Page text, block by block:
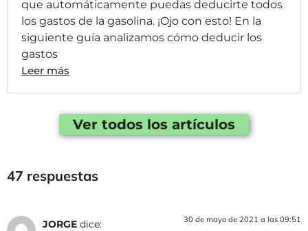
que automáticamente puedas deducirte todos
los gastos de la gasolina. ¡Ojo con esto! En la
siguiente guía analizamos cómo deducir los
gastos
Leer más
Ver todos los artículos
47 respuestas
JORGE dice: 30 de mayo de 2021 a las 09:51